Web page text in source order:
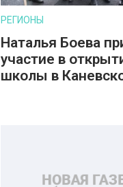
РЕГИОНЫ
Наталья Боева
участие в
школы в